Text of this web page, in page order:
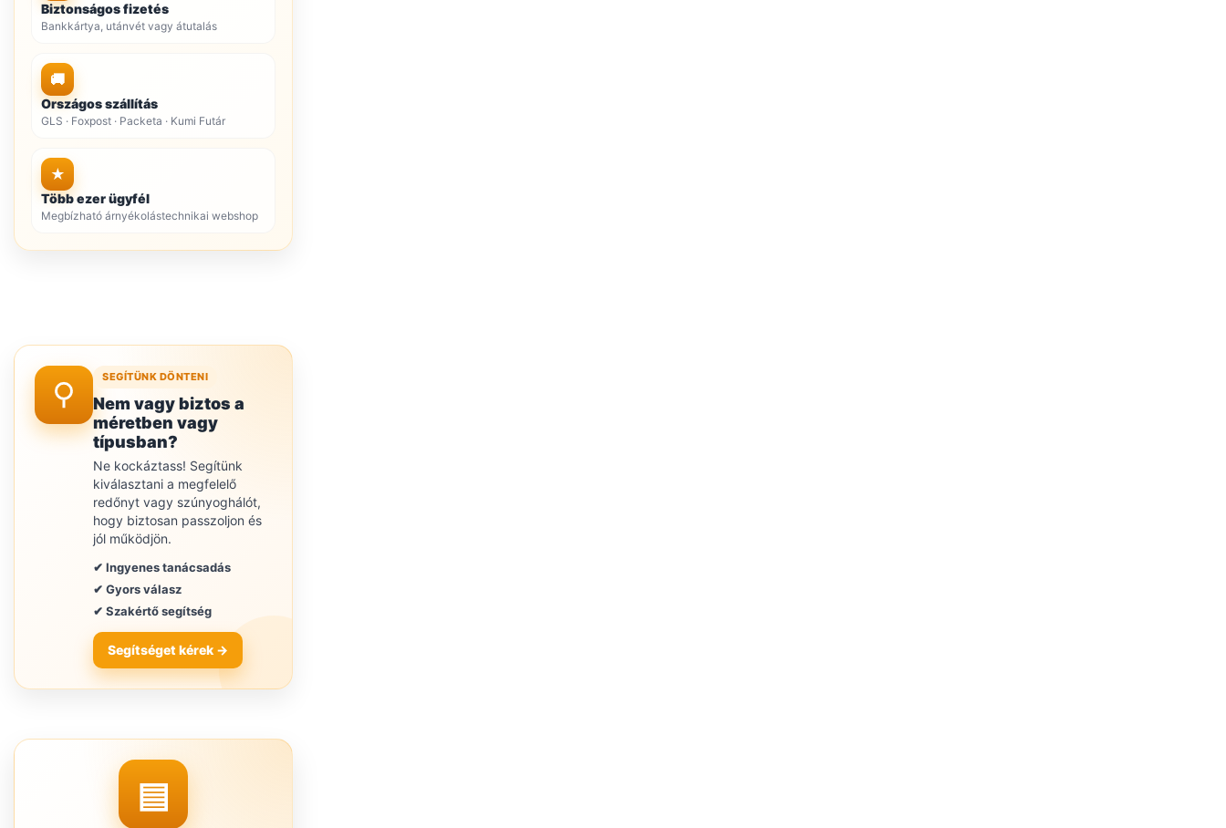
Biztonságos fizetés
Bankkártya, utánvét vagy átutalás
🚚
Országos szállítás
GLS · Foxpost · Packeta · Kumi Futár
★
Több ezer ügyfél
Megbízható árnyékolástechnikai webshop
SEGÍTÜNK DÖNTENI
Nem vagy biztos a
méretben vagy
típusban?
Ne kockáztass! Segítünk
kiválasztani a megfelelő
redőnyt vagy szúnyoghálót,
hogy biztosan passzoljon és
jól működjön.
✔ Ingyenes tanácsadás
✔ Gyors válasz
✔ Szakértő segítség
Segítséget kérek →
▤